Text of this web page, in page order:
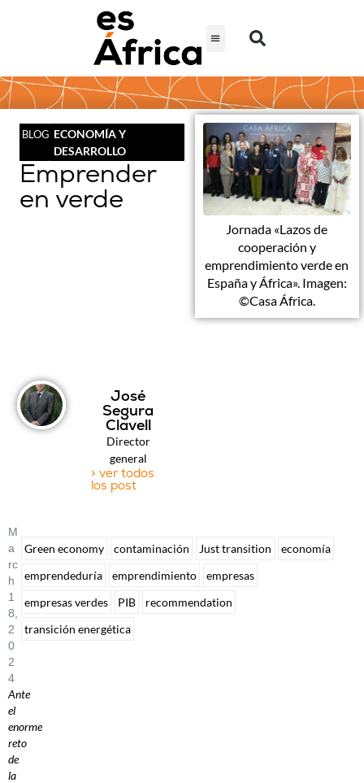
BLOG ECONOMÍA Y
DESARROLLO
Emprender
en verde
Jornada «Lazos de
cooperación y
emprendimiento verde en
España y África». Imagen:
©Casa África.
José
Segura
Clavell
Director
general
> ver todos
los post
M
A
Rc
H
1
8,
2
0
2
4
Ante
el
enorme
reto
de
la
Green economy contaminación Just transition
economía
emprendeduría
emprendimiento
empresas
empresas verdes
PIB
recommendation
transición energética